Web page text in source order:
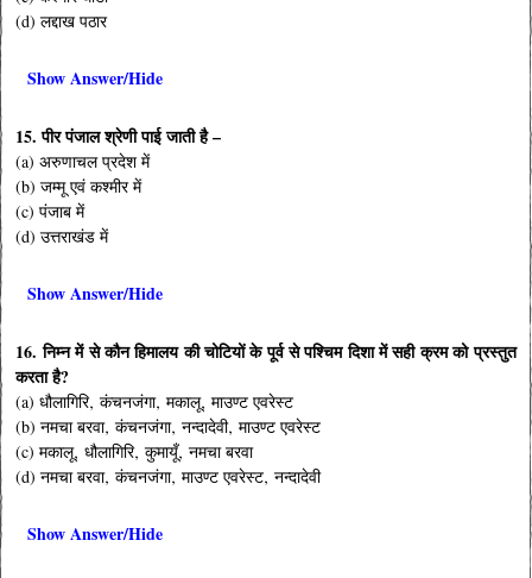
(d) लद्दाख पठार
Show Answer/Hide
15. पीर पंजाल श्रेणी पाई जाती है –
(a) अरुणाचल प्रदेश में
(b) जम्मू एवं कश्मीर में
(c) पंजाब में
(d) उत्तराखंड में
Show Answer/Hide
16. निम्न में से कौन हिमालय की चोटियों के पूर्व से पश्चिम दिशा में सही क्रम को प्रस्तुत
करता है?
(a) धौलागिरि‚ कंचनजंगा‚ मकालू‚ माउण्ट एवरेस्ट
(b) नमचा बरवा‚ कंचनजंगा‚ नन्दादेवी‚ माउण्ट एवरेस्ट
(c) मकालू‚ धौलागिरि‚ कुमायूँ‚ नमचा बरवा
(d) नमचा बरवा‚ कंचनजंगा‚ माउण्ट एवरेस्ट‚ नन्दादेवी
Show Answer/Hide